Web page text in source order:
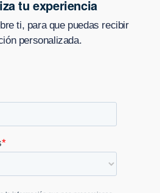
tu experiencia
ti, para que puedas recibir
personalizada.